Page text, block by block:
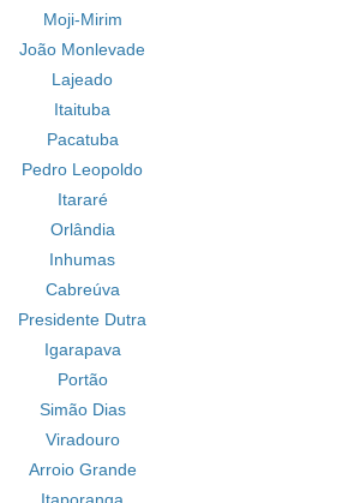
Moji-Mirim
João Monlevade
Lajeado
Itaituba
Pacatuba
Pedro Leopoldo
Itararé
Orlândia
Inhumas
Cabreúva
Presidente Dutra
Igarapava
Portão
Simão Dias
Viradouro
Arroio Grande